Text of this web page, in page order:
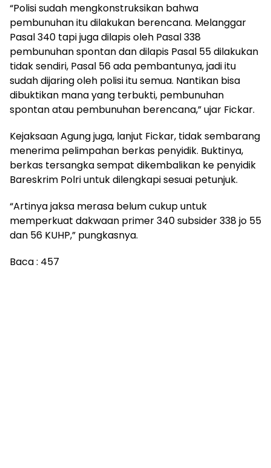
“Polisi sudah mengkonstruksikan bahwa
pembunuhan itu dilakukan berencana. Melanggar
Pasal 340 tapi juga dilapis oleh Pasal 338
pembunuhan spontan dan dilapis Pasal 55 dilakukan
tidak sendiri, Pasal 56 ada pembantunya, jadi itu
sudah dijaring oleh polisi itu semua. Nantikan bisa
dibuktikan mana yang terbukti, pembunuhan
spontan atau pembunuhan berencana,” ujar Fickar.
Kejaksaan Agung juga, lanjut Fickar, tidak sembarang
menerima pelimpahan berkas penyidik. Buktinya,
berkas tersangka sempat dikembalikan ke penyidik
Bareskrim Polri untuk dilengkapi sesuai petunjuk.
“Artinya jaksa merasa belum cukup untuk
memperkuat dakwaan primer 340 subsider 338 jo 55
dan 56 KUHP,” pungkasnya.
Baca : 457